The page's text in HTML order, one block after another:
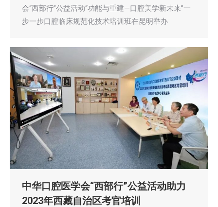
会“西部行”公益活动“功能与重建—口腔美学新未来”一
步一步口腔临床规范化技术培训班在昆明举办
中华口腔医学会“西部行”公益活动助力
2023年西藏自治区考官培训